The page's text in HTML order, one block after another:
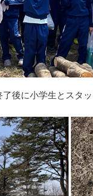
後に小学生とスタ